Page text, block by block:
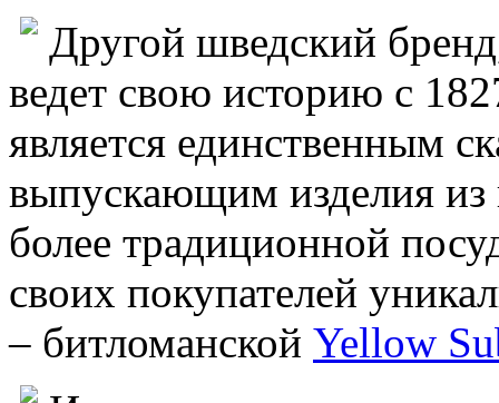
Другой шведский
ведет свою историю с
является единственным
выпускающим изделия
более традиционной
своих покупателей
– битломанской Yellow